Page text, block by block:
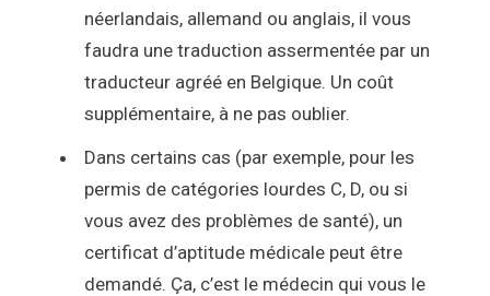
néerlandais, allemand ou anglais, il vous
faudra une traduction assermentée par un
traducteur agréé en Belgique. Un coût
supplémentaire, à ne pas oublier.
Dans certains cas (par exemple, pour les
permis de catégories lourdes C, D, ou si
vous avez des problèmes de santé), un
certificat d’aptitude médicale peut être
demandé. Ça, c’est le médecin qui vous le